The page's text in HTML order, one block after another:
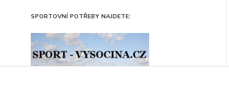
SPORTOVNÍ POTŘEBY NAJDETE: